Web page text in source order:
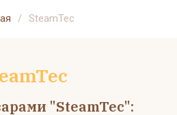
/ SteamTec
"SteamTec":